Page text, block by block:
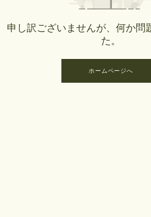
申し訳ございませんが、何か問
た。
ホームページへ